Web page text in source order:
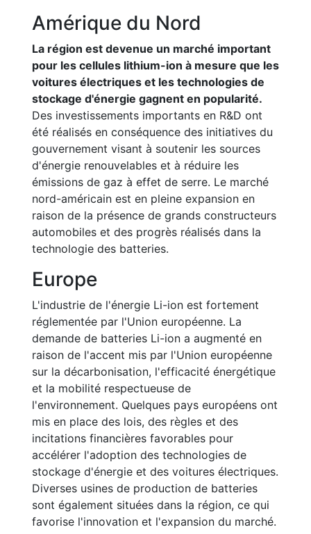
Amérique du Nord
La région est devenue un marché important
pour les cellules lithium-ion à mesure que les
voitures électriques et les technologies de
stockage d'énergie gagnent en popularité.
Des investissements importants en R&D ont
été réalisés en conséquence des initiatives du
gouvernement visant à soutenir les sources
d'énergie renouvelables et à réduire les
émissions de gaz à effet de serre. Le marché
nord-américain est en pleine expansion en
raison de la présence de grands constructeurs
automobiles et des progrès réalisés dans la
technologie des batteries.
Europe
L'industrie de l'énergie Li-ion est fortement
réglementée par l'Union européenne. La
demande de batteries Li-ion a augmenté en
raison de l'accent mis par l'Union européenne
sur la décarbonisation, l'efficacité énergétique
et la mobilité respectueuse de
l'environnement. Quelques pays européens ont
mis en place des lois, des règles et des
incitations financières favorables pour
accélérer l'adoption des technologies de
stockage d'énergie et des voitures électriques.
Diverses usines de production de batteries
sont également situées dans la région, ce qui
favorise l'innovation et l'expansion du marché.